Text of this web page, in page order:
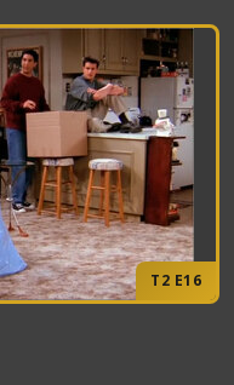
T2 E16